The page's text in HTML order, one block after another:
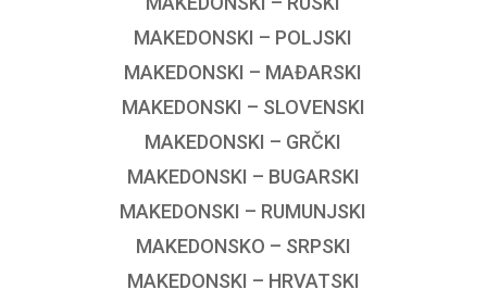
MAKEDONSKI – POLJSKI
MAKEDONSKI – MAĐARSKI
MAKEDONSKI – SLOVENSKI
MAKEDONSKI – GRČKI
MAKEDONSKI – BUGARSKI
MAKEDONSKI – RUMUNJSKI
MAKEDONSKO – SRPSKI
MAKEDONSKI – HRVATSKI